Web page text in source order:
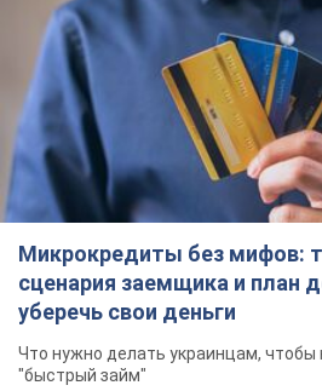
Микрокредиты без мифов:
сценария заемщика и план
уберечь свои деньги
Что нужно делать украинцам, чтобы
"быстрый займ"